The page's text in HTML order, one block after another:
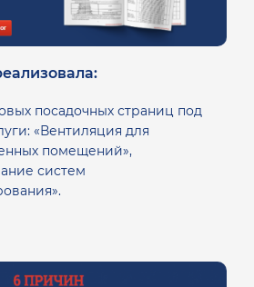
посадочных страниц под
«Вентиляция для
помещений»,
систем